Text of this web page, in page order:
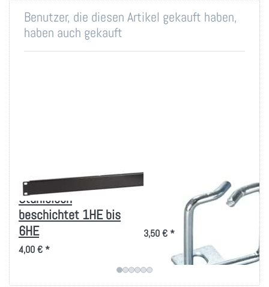
Benutzer, die diesen Artikel gekauft haben,
haben auch gekauft
Blindplatten
Stahlblech
beschichtet 1HE bis
6HE
4,00 € *
40x40mm, vertikale
Kabelführung
3,50 € *